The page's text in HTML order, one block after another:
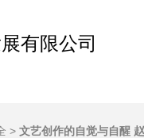
有限公司
> 文艺创作的自觉与自醒